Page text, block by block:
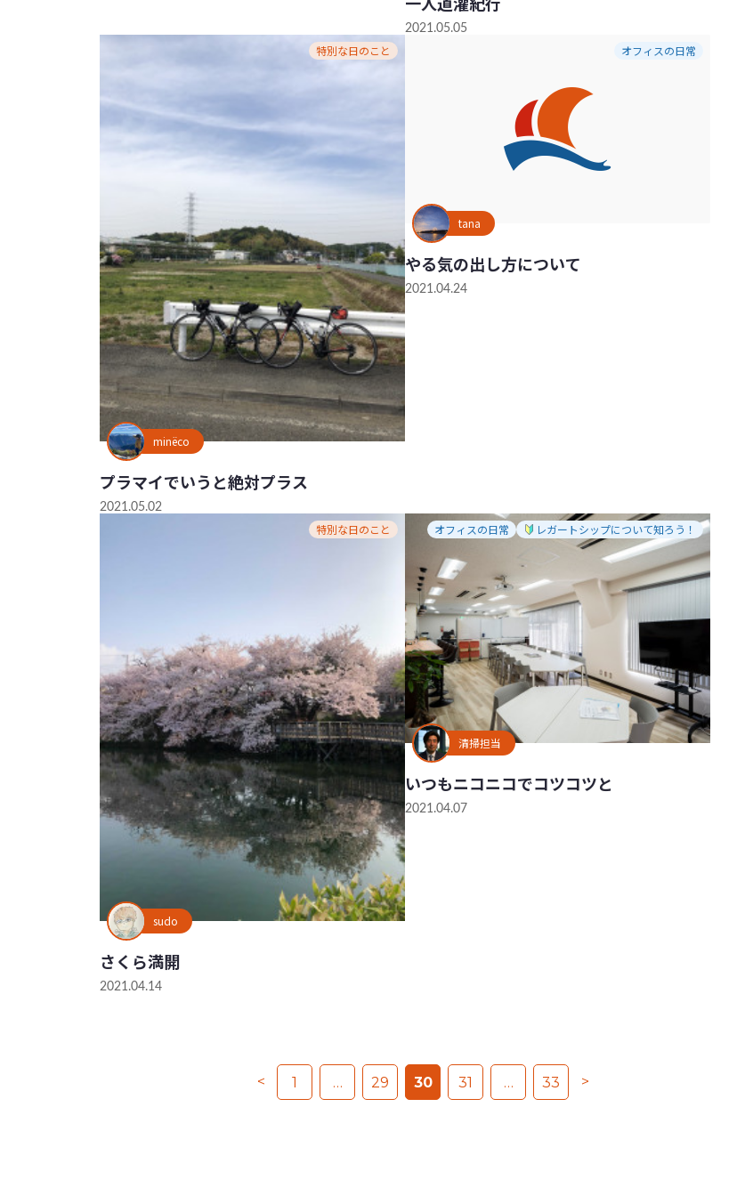
2021.05.05
特別な日のこと
minëco
プラマイでいうと絶対プラス
2021.05.02
オフィスの日常
tana
やる気の出し方について
2021.04.24
特別な日のこと
sudo
さくら満開
2021.04.14
オフィスの日常 レガートシップについて知ろう！
清掃担当
いつもニコニコでコツコツと
2021.04.07
< 1 … 29 30 31 … 33 >